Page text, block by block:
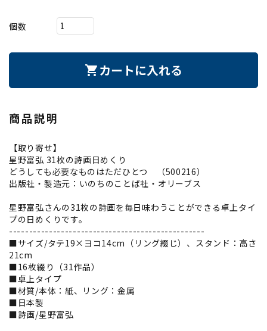
個数
shopping_cart カートに入れる
商品説明
【取り寄せ】
星野富弘 31枚の詩画日めくり
どうしても必要なものはただひとつ （500216）
出版社・製造元：いのちのことば社・オリーブス
星野富弘さんの31枚の詩画を毎日味わうことができる卓上タイ
プの日めくりです。
-------------------------------------------------
■サイズ/タテ19×ヨコ14cm（リング綴じ）、スタンド：高さ
21cm
■16枚綴り（31作品）
■卓上タイプ
■材質/本体：紙、リング：金属
■日本製
■詩画/星野富弘